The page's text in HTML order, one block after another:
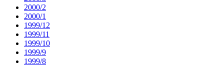
2000/2
2000/1
1999/12
1999/11
1999/10
1999/9
1999/8